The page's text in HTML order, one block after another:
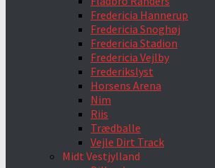
Fredericia Hannerup
Fredericia Snoghøj
Fredericia Stadion
Fredericia Vejlby
Frederikslyst
Horsens Arena
Nim
Riis
Trædballe
Vejle Dirt Track
Midt Vestjylland